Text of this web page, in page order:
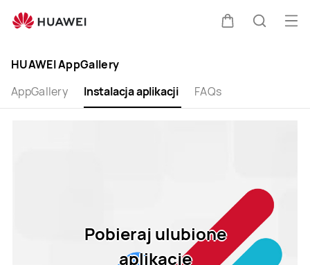
ulubione
HUAWEI AppGallery
AppGallery
Instalacja aplikacji FAQs
Pobieraj ulubione
aplikacje